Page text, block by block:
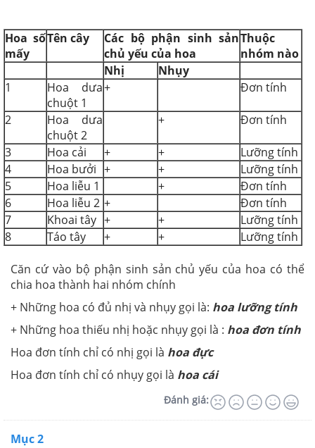
Hoa số
mấy
Tên cây
Các bộ phận sinh sản
chủ yếu của hoa
Thuộc
nhóm nào
Nhị
Nhụy
1
Hoa dưa
chuột 1
+ Đơn tính
2
Hoa dưa
chuột 2
+ Đơn tính
3 Hoa cải + +
Lưỡng tính
4
Hoa bưởi + +
Lưỡng tính
5
Hoa liễu 1 +
Đơn tính
6
Hoa liễu 2 +
Đơn tính
7
Khoai tây + +
Lưỡng tính
8
Táo tây + + Lưỡng tính
Căn cứ vào bộ phận sinh sản chủ yếu của hoa có thể
chia hoa thành hai nhóm chính
+ Những hoa có đủ nhị và nhụy gọi là: hoa lưỡng tính
+ Những hoa thiếu nhị hoặc nhụy gọi là : hoa đơn tính
Hoa đơn tính chỉ có nhị gọi là hoa đực
Hoa đơn tính chỉ có nhụy gọi là hoa cái
Đánh giá:
Mục 2